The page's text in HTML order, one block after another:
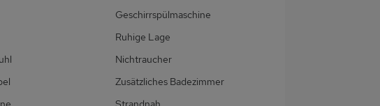
Geschirrspülmaschine
Ruhige Lage
Nichtraucher
Zusätzliches Badezimmer